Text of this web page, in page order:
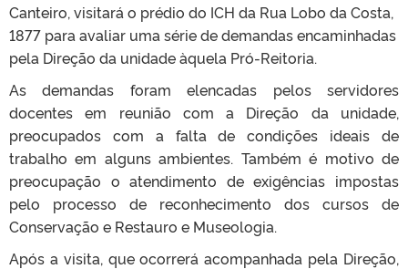
Canteiro, visitará o prédio do ICH da Rua Lobo da Costa,
1877 para avaliar uma série de demandas encaminhadas
pela Direção da unidade àquela Pró-Reitoria.
As demandas foram elencadas pelos servidores
docentes em reunião com a Direção da unidade,
preocupados com a falta de condições ideais de
trabalho em alguns ambientes. Também é motivo de
preocupação o atendimento de exigências impostas
pelo processo de reconhecimento dos cursos de
Conservação e Restauro e Museologia.
Após a visita, que ocorrerá acompanhada pela Direção,